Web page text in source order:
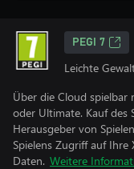
PEGI 7
Leichte
Über die Cloud spielbar
oder Ultimate. Kauf des
Herausgeber von
Spielens Zugriff auf
Daten. Weitere